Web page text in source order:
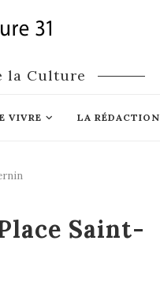
la Culture
VIVRE LA RÉDACTION
Saint-